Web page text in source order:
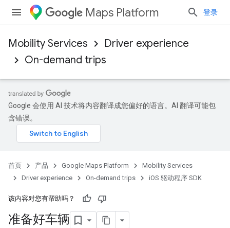
Maps Platform 登录
Mobility Services
Driver experience
On-demand trips
Google 会使用 AI 技术将内容翻译成您偏好的语言。AI 翻译可能包
含错误。
首页 产品 Google Maps Platform
Mobility Services
Driver experience
On-demand trips iOS 驱动程序 SDK
该内容对您有帮助吗？
准备好车辆